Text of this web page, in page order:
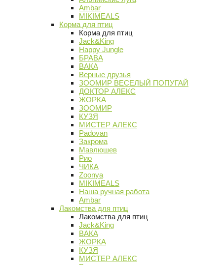
Ambar
MIKIMEALS
Корма для птиц
Корма для птиц
Jack&King
Happy Jungle
БРАВА
ВАКА
Верные друзья
ЗООМИР ВЕСЕЛЫЙ ПОПУГАЙ
ДОКТОР АЛЕКС
ЖОРКА
ЗООМИР
КУЗЯ
МИСТЕР АЛЕКС
Padovan
Закрома
Мавлюшев
Рио
ЧИКА
Zoonya
MIKIMEALS
Наша ручная работа
Ambar
Лакомства для птиц
Лакомства для птиц
Jack&King
ВАКА
ЖОРКА
КУЗЯ
МИСТЕР АЛЕКС